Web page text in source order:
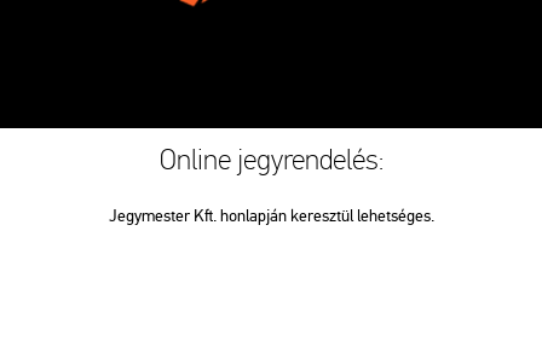
Online jegyrendelés:
Jegymester Kft. honlapján keresztül lehetséges.